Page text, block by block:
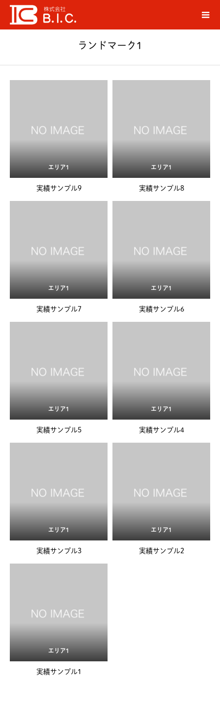
ーム
実績 ランドマーク1
ランドマーク1
エリア1
実績サンプル9
エリア1
実績サンプル8
エリア1
実績サンプル7
エリア1
実績サンプル6
エリア1
実績サンプル5
エリア1
実績サンプル4
エリア1
実績サンプル3
エリア1
実績サンプル2
エリア1
実績サンプル1